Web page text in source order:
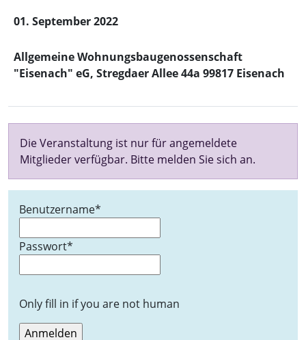
01. September 2022
Allgemeine Wohnungsbaugenossenschaft
"Eisenach" eG, Stregdaer Allee 44a 99817 Eisenach
Die Veranstaltung ist nur für angemeldete
Mitglieder verfügbar. Bitte melden Sie sich an.
Benutzername*
Passwort*
Only fill in if you are not human